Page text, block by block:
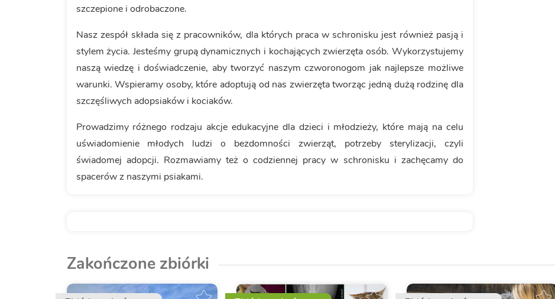
szczepione i odrobaczone.
Nasz zespół składa się z pracowników, dla których praca w schronisku jest również pasją i
stylem życia. Jesteśmy grupą dynamicznych i kochających zwierzęta osób. Wykorzystujemy
naszą wiedzę i doświadczenie, aby tworzyć naszym czworonogom jak najlepsze możliwe
warunki. Wspieramy osoby, które adoptują od nas zwierzęta tworząc jedną dużą rodzinę dla
szczęśliwych adopsiaków i kociaków.
Prowadzimy różnego rodzaju akcje edukacyjne dla dzieci i młodzieży, które mają na celu
uświadomienie młodych ludzi o bezdomności zwierząt, potrzeby sterylizacji, czyli
świadomej adopcji. Rozmawiamy też o codziennej pracy w schronisku i zachęcamy do
spacerów z naszymi psiakami.
Zakończone zbiórki